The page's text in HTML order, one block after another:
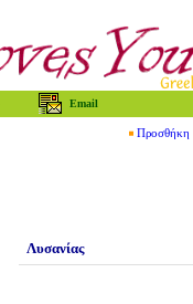
Email
Προσθήκη
Λυσανίας